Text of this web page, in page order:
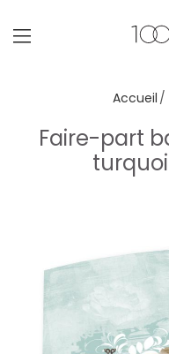
Accueil
Faire-part